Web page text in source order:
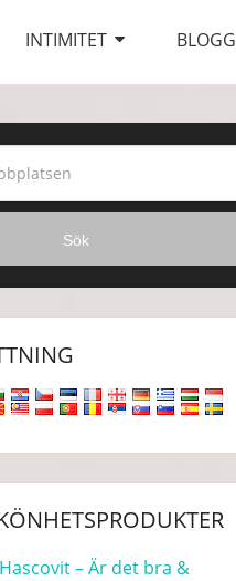
INTIMITET BLOGG
Sök
Hascovit – Är det bra &